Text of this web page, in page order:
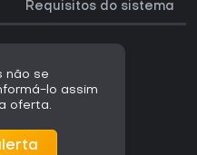
Requisitos do sistema
não se
lo assim
oferta.